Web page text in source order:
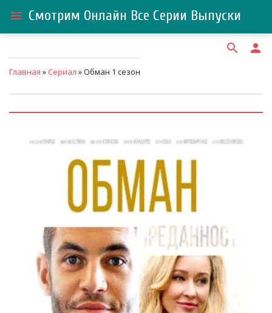
menu Смотрим Онлайн Все Серии Выпуски
search person
Главная » Сериал » Обман 1 сезон